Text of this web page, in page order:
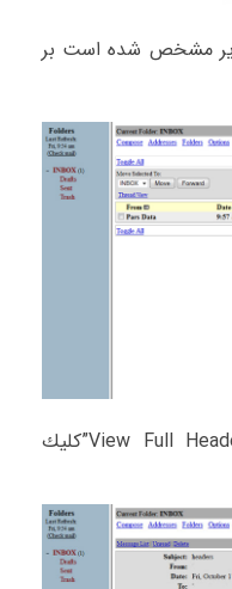
مشخص شده است بر
مطابق تصوير بر روي گزينه “View Full Header”كليك